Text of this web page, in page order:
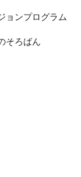
ョンプログラム
そろばん